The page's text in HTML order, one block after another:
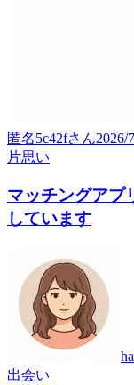
匿名5c42fさん2026/
片思い
マッチングアプ
しています
出会い